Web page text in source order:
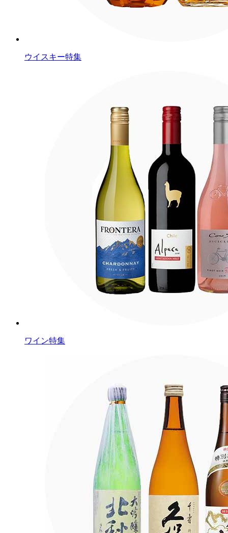
ウイスキー特集
ワイン特集